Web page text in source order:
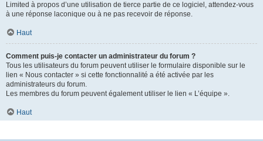
Limited à propos d’une utilisation de tierce partie de ce logiciel, attendez-vous
à une réponse laconique ou à ne pas recevoir de réponse.
Haut
Comment puis-je contacter un administrateur du forum ?
Tous les utilisateurs du forum peuvent utiliser le formulaire disponible sur le
lien « Nous contacter » si cette fonctionnalité a été activée par les
administrateurs du forum.
Les membres du forum peuvent également utiliser le lien « L’équipe ».
Haut